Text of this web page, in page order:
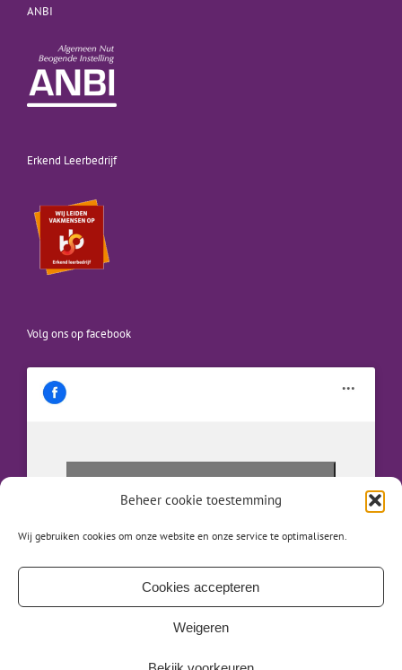
Beheer cookie toestemming
Wij gebruiken cookies om onze website en onze service te optimaliseren.
Cookies accepteren
Weigeren
ANBI
Erkend Leerbedrijf
Volg ons op facebook
Klik om marketing cookies te accepteren en
deze inhoud in te schakelen